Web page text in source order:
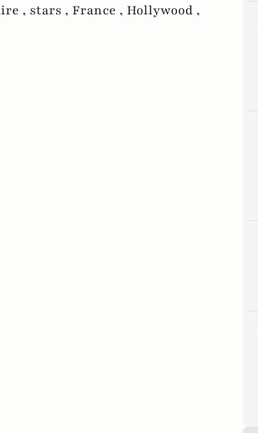
, stars , France , Hollywood ,